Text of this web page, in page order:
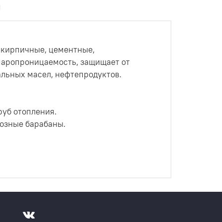
кирпичные, цементные,
защищает от
масел, нефтепродуктов.
отопления.
барабаны.